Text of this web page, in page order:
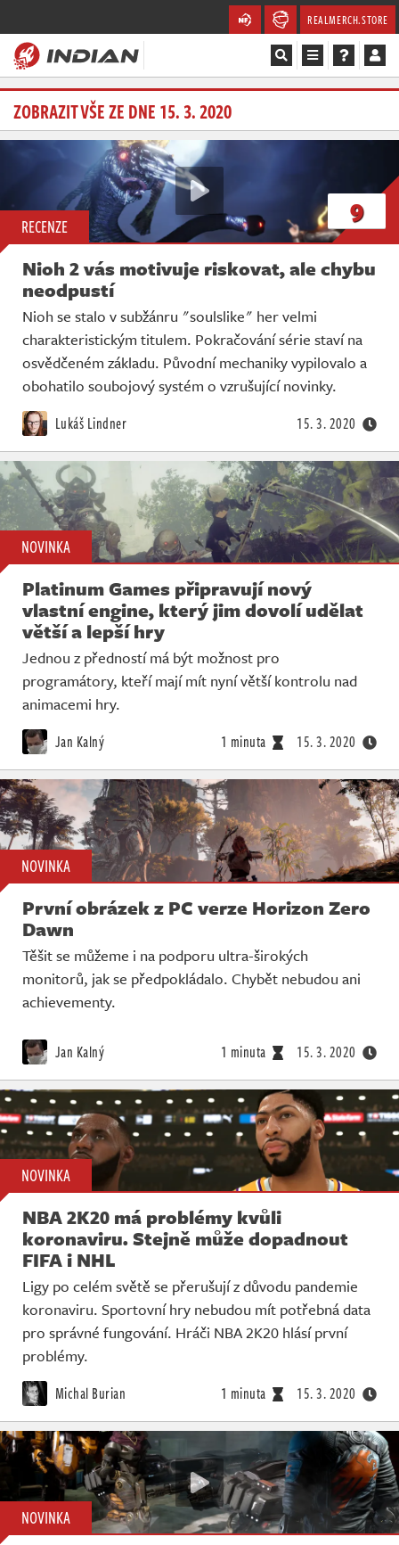
REALMERCH.STORE
Magazín
Soutěže
Databáze
Komunita
Redakce
Živě
ZOBRAZIT VŠE ZE DNE 15. 3. 2020
RECENZE 9
Nioh 2 vás motivuje riskovat, ale chybu
neodpustí
Nioh se stalo v subžánru "soulslike" her velmi
charakteristickým titulem. Pokračování série staví na
osvědčeném základu. Původní mechaniky vypilovalo a
obohatilo soubojový systém o vzrušující novinky.
Lukáš Lindner 15. 3. 2020
NOVINKA
Platinum Games připravují nový
vlastní engine, který jim dovolí udělat
větší a lepší hry
Jednou z předností má být možnost pro
programátory, kteří mají mít nyní větší kontrolu nad
animacemi hry.
Jan Kalný 1 minuta 15. 3. 2020
NOVINKA
První obrázek z PC verze Horizon Zero
Dawn
Těšit se můžeme i na podporu ultra-širokých
monitorů, jak se předpokládalo. Chybět nebudou ani
achievementy.
Jan Kalný 1 minuta 15. 3. 2020
NOVINKA
NBA 2K20 má problémy kvůli
koronaviru. Stejně může dopadnout
FIFA i NHL
Ligy po celém světě se přerušují z důvodu pandemie
koronaviru. Sportovní hry nebudou mít potřebná data
pro správné fungování. Hráči NBA 2K20 hlásí první
problémy.
Michal Burian 1 minuta 15. 3. 2020
NOVINKA